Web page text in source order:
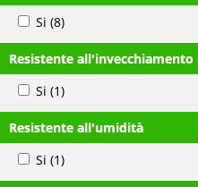
Si (8)
Resistente all'invecchiamento
Si (1)
Resistente all'umidità
Si (1)